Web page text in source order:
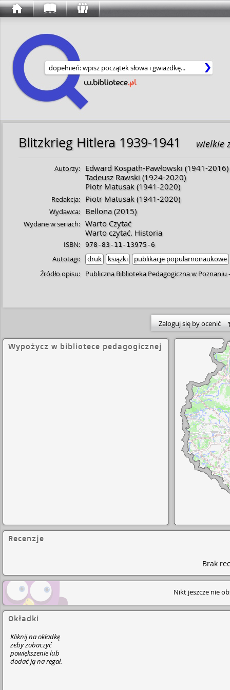
Wyszukaj w serwisie
Blitzkrieg Hitlera 1939-1941 wielkie
Autorzy: Edward Kospath-Pawłowski (1941-2016)
Tadeusz Rawski (1924-2020)
Piotr Matusak (1941-2020)
Redakcja: Piotr Matusak (1941-2020)
Wydawca: Bellona(2015)
Wydane w seriach: Warto Czytać
Warto czytać. Historia
ISBN: 978-83-11-13975-6
Autotagi: druk książki
publikacje popularnonaukowe
Źródło opisu:
Publiczna Biblioteka Pedagogiczna w Poznaniu
Zaloguj się by ocenić
Wypożycz w bibliotece pedagogicznej
Recenzje
Brak
Nikt jeszcze nie
Okładki
Kliknij na okładkę
żeby zobaczyć
powiększenie lub
dodać ją na regał.